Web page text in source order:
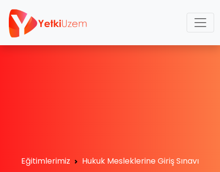
Eğitimlerimiz Hukuk Mesleklerine Giriş Sınavı